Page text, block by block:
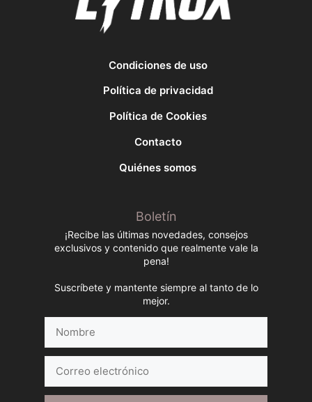
Condiciones de uso
Política de privacidad
Política de Cookies
Contacto
Quiénes somos
Boletín
¡Recibe las últimas novedades, consejos
exclusivos y contenido que realmente vale la
pena!
Suscríbete y mantente siempre al tanto de lo
mejor.
electrónico